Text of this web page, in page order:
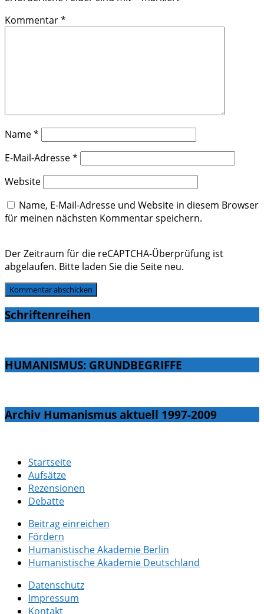
Kommentar*
Name*
E-Mail-Adresse*
Website
Name, E-Mail-Adresse und Website in diesem Browser
für meinen nächsten Kommentar speichern.
Der Zeitraum für die reCAPTCHA-Überprüfung ist
abgelaufen. Bitte laden Sie die Seite neu.
Schriftenreihen
HUMANISMUS: GRUNDBEGRIFFE
Archiv Humanismus aktuell 1997-2009
Startseite
Aufsätze
Rezensionen
Debatte
Beitrag einreichen
Fördern
Humanistische Akademie Berlin
Humanistische Akademie Deutschland
Datenschutz
Impressum
Kontakt